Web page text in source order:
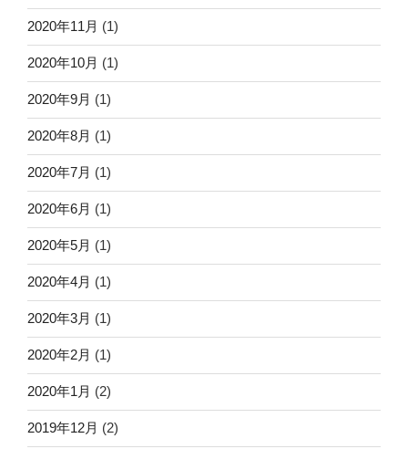
2020年11月 (1)
2020年10月 (1)
2020年9月 (1)
2020年8月 (1)
2020年7月 (1)
2020年6月 (1)
2020年5月 (1)
2020年4月 (1)
2020年3月 (1)
2020年2月 (1)
2020年1月 (2)
2019年12月 (2)